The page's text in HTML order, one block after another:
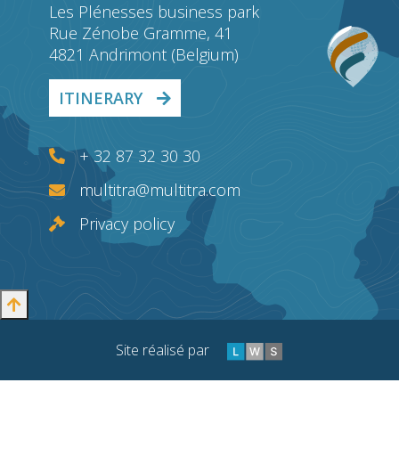
Les Plénesses business park
Rue Zénobe Gramme, 41
4821 Andrimont (Belgium)
ITINERARY
+ 32 87 32 30 30
multitra@multitra.com
Privacy policy
Site réalisé par